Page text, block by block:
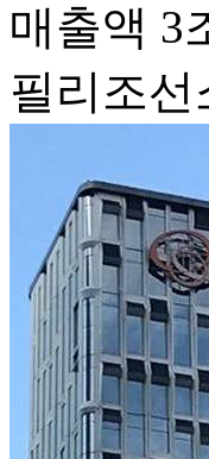
매출액 3
필리조선